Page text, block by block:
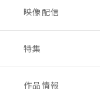
映像配信
特集
作品情報